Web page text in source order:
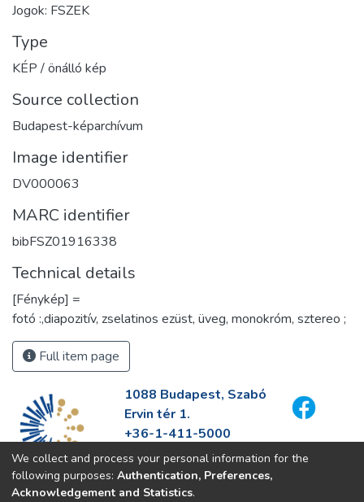
Jogok: FSZEK
Type
KÉP / önálló kép
Source collection
Budapest-képarchívum
Image identifier
DV000063
MARC identifier
bibFSZ01916338
Technical details
[Fénykép] =
fotó :,diapozitív, zselatinos ezüst, üveg, monokróm, sztereo ;
Full item page
1088 Budapest, Szabó
Ervin tér 1.
+36-1-411-5000
info@fszek.hu
https://fszek.hu
We collect and process your personal information for the
following purposes: Authentication, Preferences,
Acknowledgement and Statistics.